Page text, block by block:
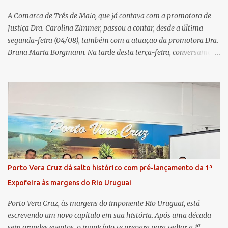
um balanço das principais real...
A Comarca de Três de Maio, que já contava com a promotora de
Justiça Dra. Carolina Zimmer, passou a contar, desde a última
segunda-feira (04/08), também com a atuação da promotora Dra.
Bruna Maria Borgmann. Na tarde desta terça-feira, conversamos
pelo Ministério Público e destacou a importância da instituição
para a comunidade, bem como a relevância da chegada da nova
colega, que contribuirá no andamento dos processos. A Dra. Bruna,
por sua vez, se apresentou à comunidade. Ela atuou por 12 anos na
Comarca de Horizontina e foi promovida para Três de Maio, onde
já esteve em outras ocasiões substituindo a Dra. Carolina durante
períodos de férias. A nova promotora ressaltou o volume de
processos da comarca e a importância do trabalho conjunto,
permitindo a divisão de atividades e maior agilidade no
atendimento às demandas. A Comarca de Três de Maio abrang...
Porto Vera Cruz dá salto histórico com pré-lançamento da 1ª
Expofeira às margens do Rio Uruguai
Porto Vera Cruz, às margens do imponente Rio Uruguai, está
escrevendo um novo capítulo em sua história. Após uma década